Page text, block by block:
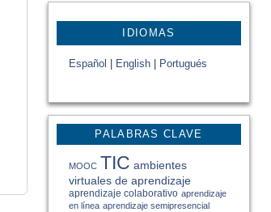
IDIOMAS
Español English Portugués
PALABRAS CLAVE
MOOC TIC ambientes
virtuales de aprendizaje
aprendizaje colaborativo aprendizaje
en línea aprendizaje semipresencial